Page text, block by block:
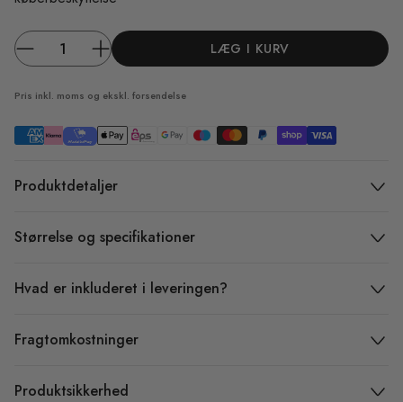
LÆG I KURV
Pris inkl. moms og ekskl. forsendelse
Produktdetaljer
Størrelse og specifikationer
Hvad er inkluderet i leveringen?
Fragtomkostninger
Produktsikkerhed